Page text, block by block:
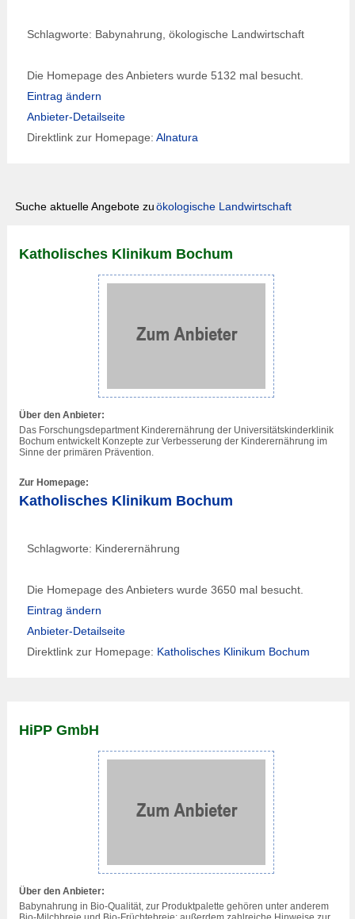
Schlagworte: Babynahrung, ökologische Landwirtschaft
Die Homepage des Anbieters wurde 5132 mal besucht.
Eintrag ändern
Anbieter-Detailseite
Direktlink zur Homepage: Alnatura
Suche aktuelle Angebote zuökologische Landwirtschaft
Katholisches Klinikum Bochum
Über den Anbieter:
Das Forschungsdepartment Kinderernährung der Universitätskinderklinik
Bochum entwickelt Konzepte zur Verbesserung der Kinderernährung im
Sinne der primären Prävention.
Zur Homepage:
Katholisches Klinikum Bochum
Schlagworte: Kinderernährung
Die Homepage des Anbieters wurde 3650 mal besucht.
Eintrag ändern
Anbieter-Detailseite
Direktlink zur Homepage: Katholisches Klinikum Bochum
HiPP GmbH
Über den Anbieter:
Babynahrung in Bio-Qualität, zur Produktpalette gehören unter anderem